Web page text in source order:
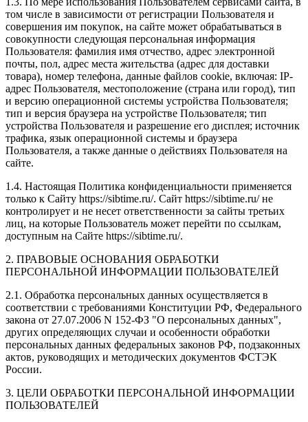
том числе в зависимости от регистрации Пользователя и
совершения им покупок, на сайте может обрабатываться в
совокупности следующая персональная информация
Пользователя: фамилия имя отчество, адрес электронной
почты, пол, адрес места жительства (адрес для доставки
товара), номер телефона, данные файлов cookie, включая: IP-
адрес Пользователя, местоположение (страна или город), тип
и версию операционной системы устройства Пользователя;
тип и версия браузера на устройстве Пользователя; тип
устройства Пользователя и разрешение его дисплея; источник
трафика, язык операционной системы и браузера
Пользователя, а также данные о действиях Пользователя на
сайте.
1.4. Настоящая Политика конфиденциальности применяется
только к Сайту https://sibtime.ru/. Сайт https://sibtime.ru/ не
контролирует и не несет ответственности за сайты третьих
лиц, на которые Пользователь может перейти по ссылкам,
доступным на Сайте https://sibtime.ru/.
2. ПРАВОВЫЕ ОСНОВАНИЯ ОБРАБОТКИ
ПЕРСОНАЛЬНОЙ ИНФОРМАЦИИ ПОЛЬЗОВАТЕЛЕЙ
2.1. Обработка персональных данных осуществляется в
соответствии с требованиями Конституции РФ, Федерального
закона от 27.07.2006 N 152-ФЗ "О персональных данных",
других определяющих случаи и особенности обработки
персональных данных федеральных законов РФ, подзаконных
актов, руководящих и методических документов ФСТЭК
России.
3. ЦЕЛИ ОБРАБОТКИ ПЕРСОНАЛЬНОЙ ИНФОРМАЦИИ
ПОЛЬЗОВАТЕЛЕЙ